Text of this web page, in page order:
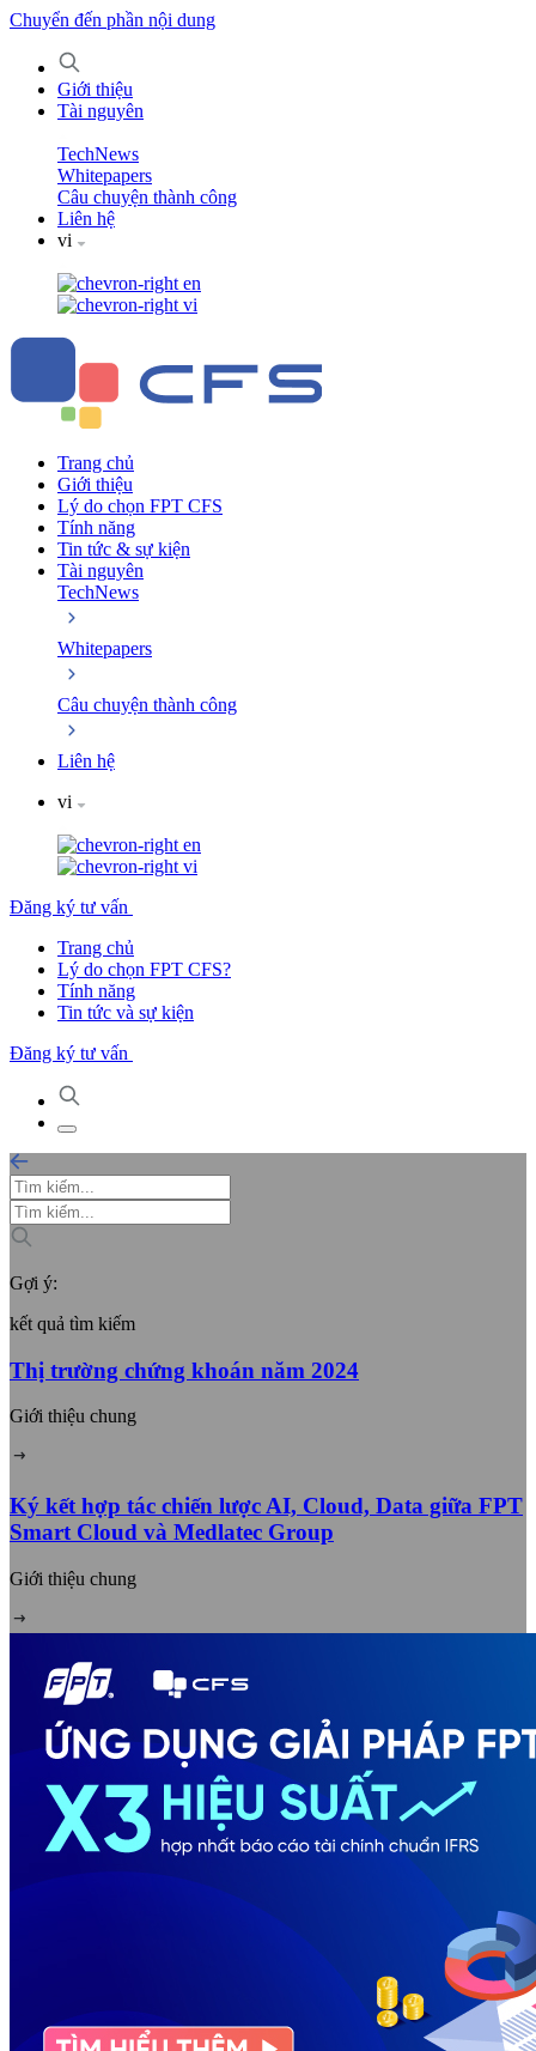
Chuyển đến phần nội dung
Giới thiệu
Tài nguyên
TechNews
Whitepapers
Câu chuyện thành công
Liên hệ
vi
en
vi
Trang chủ
Giới thiệu
Lý do chọn FPT CFS
Tính năng
Tin tức & sự kiện
Tài nguyên
TechNews
Whitepapers
Câu chuyện thành công
Liên hệ
vi
en
vi
Đăng ký tư vấn
Trang chủ
Lý do chọn FPT CFS?
Tính năng
Tin tức và sự kiện
Đăng ký tư vấn
Gợi ý:
kết quả tìm kiếm
Thị trường chứng khoán năm 2024
Giới thiệu chung
Ký kết hợp tác chiến lược AI, Cloud, Data giữa FPT
Smart Cloud và Medlatec Group
Giới thiệu chung